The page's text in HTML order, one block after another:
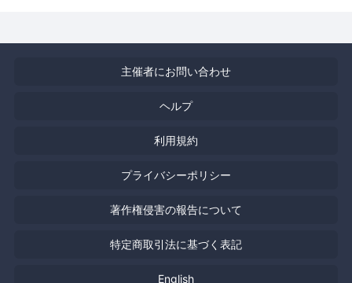
主催者にお問い合わせ
ヘルプ
利用規約
プライバシーポリシー
著作権侵害の報告について
特定商取引法に基づく表記
English